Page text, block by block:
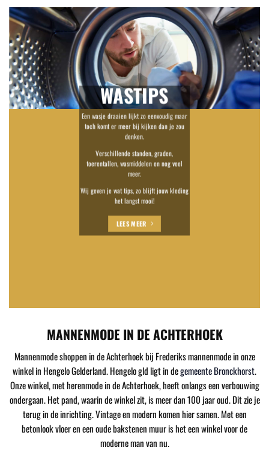
WASTIPS
Een wasje draaien lijkt zo eenvoudig maar
toch komt er meer bij kijken dan je zou
denken.
Verschillende standen, graden,
toerentallen, wasmiddelen en nog veel
meer.
Wij geven je wat tips, zo blijft jouw kleding
het langst mooi!
LEES MEER
MANNENMODE IN DE ACHTERHOEK
Mannenmode shoppen in de Achterhoek bij Frederiks mannenmode in onze
winkel in Hengelo Gelderland. Hengelo gld ligt in degemeente Bronckhorst.
Onze winkel, met herenmode in de Achterhoek, heeft onlangs een verbouwing
ondergaan. Het pand, waarin de winkel zit, is meer dan 100 jaar oud. Dit zie je
terug in de inrichting. Vintage en modern komen hier samen. Met een
betonlook vloer en een oude bakstenen muur is het een winkel voor de
moderne man van nu.